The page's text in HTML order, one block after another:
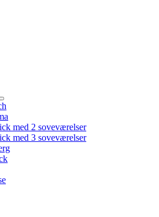
med 2 soveværelser
med 3 soveværelser